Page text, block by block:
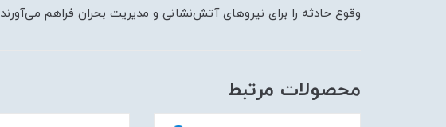
وقوع حادثه را برای نیروهای آتش‌نشانی و مدیریت بحران فراهم می‌آورند
محصولات مرتبط